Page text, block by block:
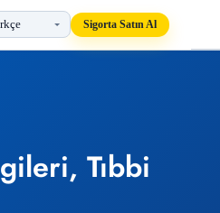
Sigorta Satın Al
Tıbbi